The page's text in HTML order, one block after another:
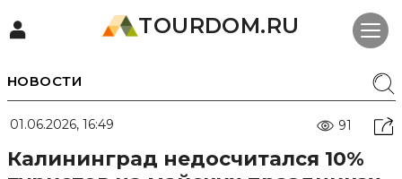
TOURDOM.RU
НОВОСТИ
01.06.2026, 16:49 91
Калининград недосчитался 10%